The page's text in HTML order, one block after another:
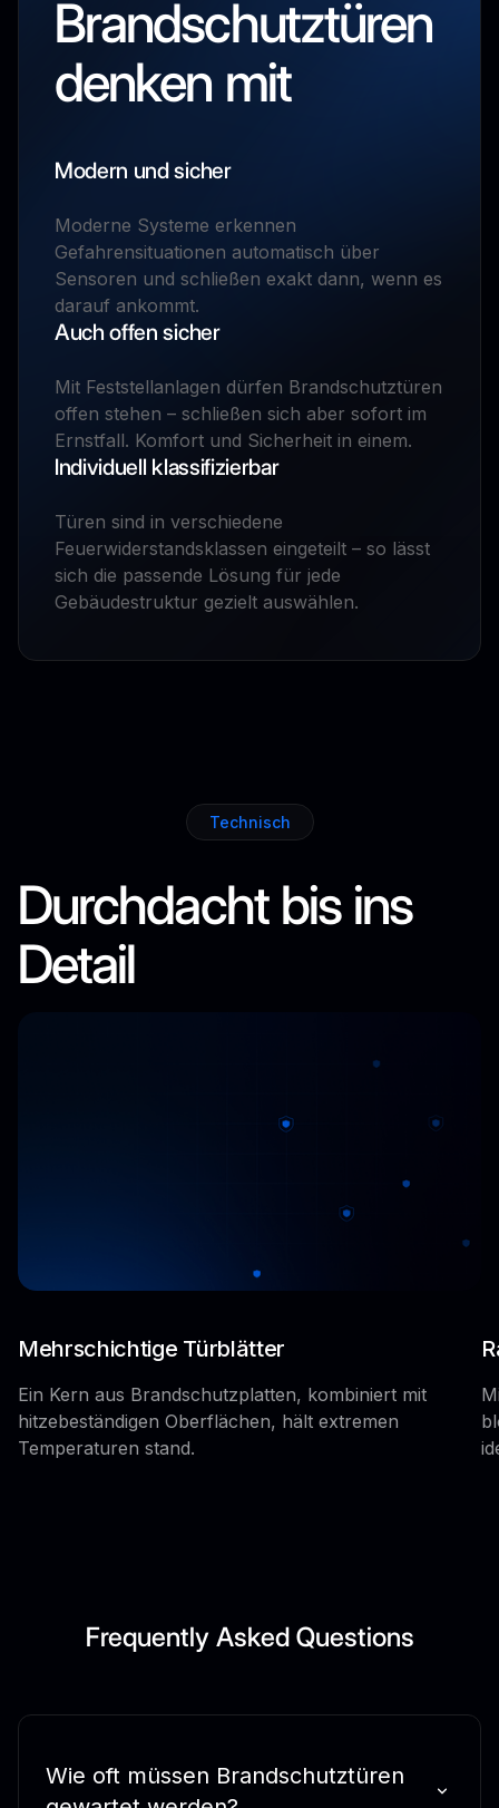
Brandschutztüren
denken mit
Modern und sicher
Moderne Systeme erkennen
Gefahrensituationen automatisch über
Sensoren und schließen exakt dann, wenn es
darauf ankommt.
Auch offen sicher
Mit Feststellanlagen dürfen Brandschutztüren
offen stehen – schließen sich aber sofort im
Ernstfall. Komfort und Sicherheit in einem.
Individuell klassifizierbar
Türen sind in verschiedene
Feuerwiderstandsklassen eingeteilt – so lässt
sich die passende Lösung für jede
Gebäudestruktur gezielt auswählen.
Technisch
Durchdacht bis ins
Detail
Mehrschichtige Türblätter
Ein Kern aus Brandschutzplatten, kombiniert mit
hitzebeständigen Oberflächen, hält extremen
Temperaturen stand.
Frequently Asked Questions
Wie oft müssen Brandschutztüren